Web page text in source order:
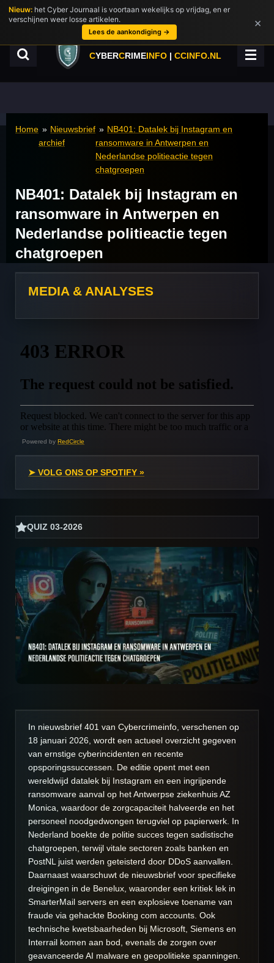
Ga
direct
hoofdinhoud
CYBERCRIMEINFO | CCINFO.NL
Home » Nieuwsbrief
archief
» NB401: Datalek bij Instagram en
ransomware in Antwerpen en
Nederlandse politieactie tegen
chatgroepen
NB401: Datalek bij Instagram en
ransomware in Antwerpen en
Nederlandse politieactie tegen
chatgroepen
MEDIA & ANALYSES
Powered by RedCircle
➤ VOLG ONS OP SPOTIFY »
QUIZ 03-2026
In nieuwsbrief 401 van Cybercrimeinfo, verschenen op
18 januari 2026, wordt een actueel overzicht gegeven
van ernstige cyberincidenten en recente
opsporingssuccessen. De editie opent met een
wereldwijd datalek bij Instagram en een ingrijpende
ransomware aanval op het Antwerpse ziekenhuis AZ
Monica, waardoor de zorgcapaciteit halveerde en het
personeel noodgedwongen terugviel op papierwerk. In
Nederland boekte de politie succes tegen sadistische
chatgroepen, terwijl vitale sectoren zoals banken en
PostNL juist werden geteisterd door DDoS aanvallen.
Daarnaast waarschuwt de nieuwsbrief voor specifieke
dreigingen in de Benelux, waaronder een kritiek lek in
SmarterMail servers en een explosieve toename van
fraude via gehackte Booking com accounts. Ook
technische kwetsbaarheden bij Microsoft, Siemens en
Interrail komen aan bod, evenals de zorgen over
geavanceerde AI malware en geopolitieke spanningen.
Nieuw: het Cyber Journaal is voortaan wekelijks op vrijdag, en er
verschijnen weer losse artikelen.
Lees de aankondiging →
×